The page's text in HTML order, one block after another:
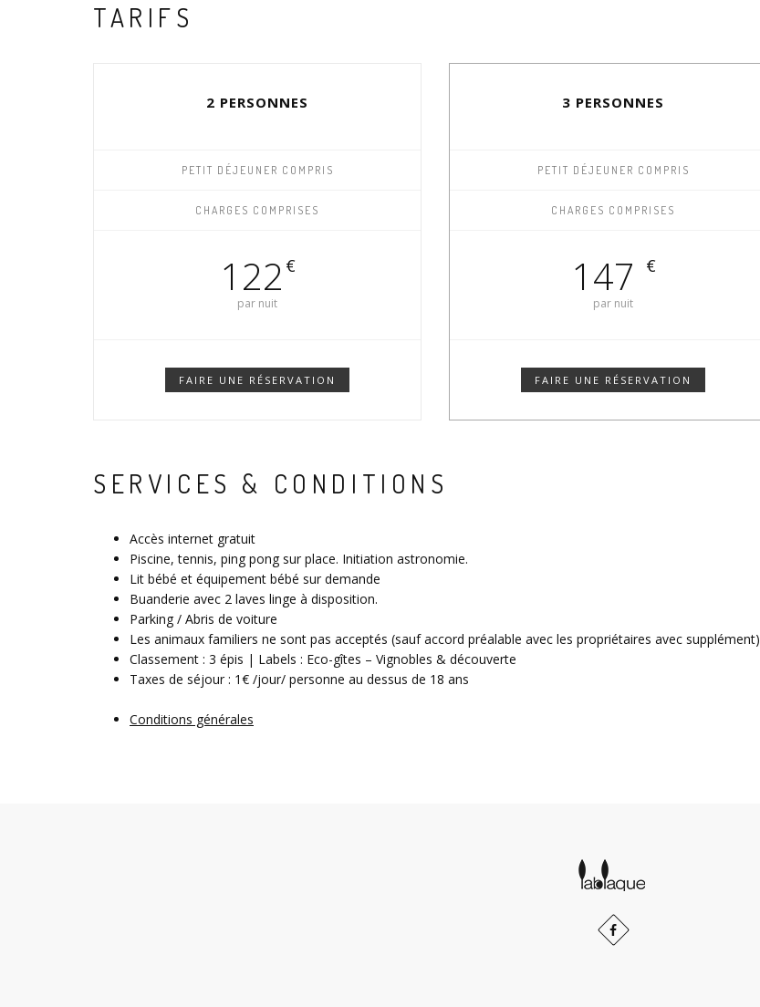
TARIFS
2 PERSONNES
PETIT DÉJEUNER COMPRIS
CHARGES COMPRISES
122 €
par nuit
FAIRE UNE RÉSERVATION
3 PERSONNES
PETIT DÉJEUNER COMPRIS
CHARGES COMPRISES
147 €
par nuit
FAIRE UNE RÉSERVATION
SERVICES & CONDITIONS
Accès internet gratuit
Piscine, tennis, ping pong sur place. Initiation astronomie.
Lit bébé et équipement bébé sur demande
Buanderie avec 2 laves linge à disposition.
Parking / Abris de voiture
Les animaux familiers ne sont pas acceptés (sauf accord préalable avec les propriétaires avec supplément)
Classement : 3 épis | Labels : Eco-gîtes – Vignobles & découverte
Taxes de séjour : 1€ /jour/ personne au dessus de 18 ans
Conditions générales